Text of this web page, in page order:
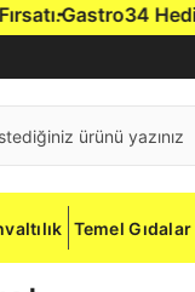
Gastro34 Hediye
Temel Gıdalar